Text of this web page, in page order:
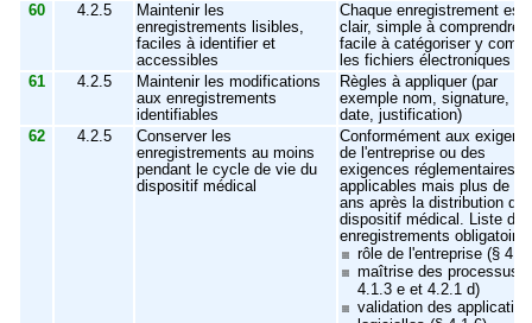
60 4.2.5
Maintenir les
enregistrements lisibles,
faciles à identifier et
accessibles
Chaque enregistrement est
clair, simple à comprendre,
facile à catégoriser y
les fichiers électroniques
61
4.2.5
Maintenir les modifications
aux enregistrements
identifiables
Règles à appliquer (par
exemple nom, signature,
date, justification)
62
4.2.5
Conserver les
enregistrements au moins
pendant le cycle de vie du
dispositif médical
Conformément aux
de l'entreprise ou des
exigences réglementaires
applicables mais plus de 2
ans après la distribution du
dispositif médical. Liste des
enregistrements
rôle de l'entreprise (§
maîtrise des processus
4.1.3 e et 4.2.1 d)
validation des